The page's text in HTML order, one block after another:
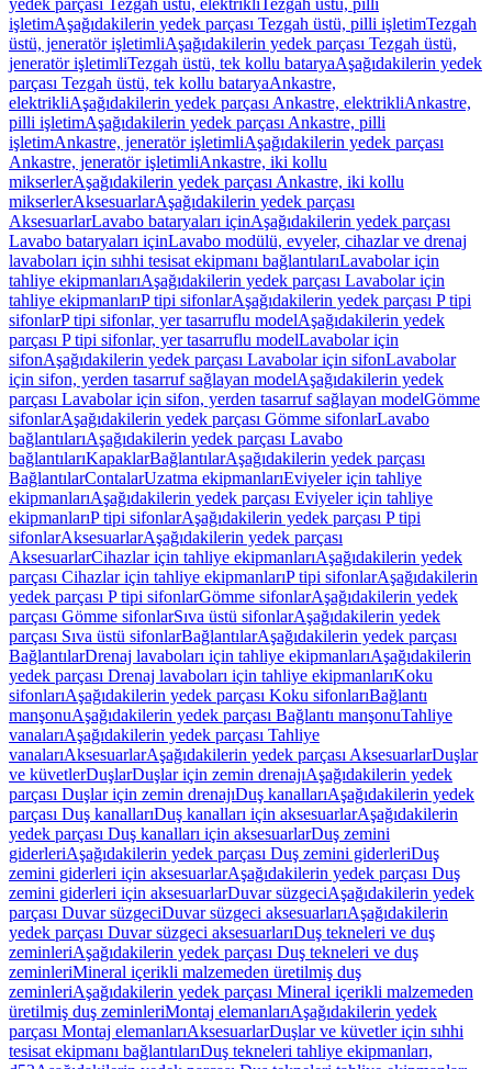
yedek parçası Tezgah üstü, elektrikli Tezgah üstü, pilli
işletimAşağıdakilerin yedek parçası Tezgah üstü, pilli işletimTezgah
üstü, jeneratör işletimliAşağıdakilerin yedek parçası Tezgah üstü,
jeneratör işletimliTezgah üstü, tek kollu bataryaAşağıdakilerin yedek
parçası Tezgah üstü, tek kollu bataryaAnkastre,
elektrikliAşağıdakilerin yedek parçası Ankastre, elektrikliAnkastre,
pilli işletimAşağıdakilerin yedek parçası Ankastre, pilli
işletimAnkastre, jeneratör işletimliAşağıdakilerin yedek parçası
Ankastre, jeneratör işletimliAnkastre, iki kollu
mikserlerAşağıdakilerin yedek parçası Ankastre, iki kollu
mikserlerAksesuarlarAşağıdakilerin yedek parçası
AksesuarlarLavabo bataryaları içinAşağıdakilerin yedek parçası
Lavabo bataryaları içinLavabo modülü, evyeler, cihazlar ve drenaj
lavaboları için sıhhi tesisat ekipmanı bağlantılarıLavabolar için
tahliye ekipmanlarıAşağıdakilerin yedek parçası Lavabolar için
tahliye ekipmanlarıP tipi sifonlarAşağıdakilerin yedek parçası P tipi
sifonlarP tipi sifonlar, yer tasarruflu modelAşağıdakilerin yedek
parçası P tipi sifonlar, yer tasarruflu modelLavabolar için
sifonAşağıdakilerin yedek parçası Lavabolar için sifonLavabolar
için sifon, yerden tasarruf sağlayan modelAşağıdakilerin yedek
parçası Lavabolar için sifon, yerden tasarruf sağlayan modelGömme
sifonlarAşağıdakilerin yedek parçası Gömme sifonlarLavabo
bağlantılarıAşağıdakilerin yedek parçası Lavabo
bağlantılarıKapaklarBağlantılarAşağıdakilerin yedek parçası
BağlantılarContalarUzatma ekipmanlarıEviyeler için tahliye
ekipmanlarıAşağıdakilerin yedek parçası Eviyeler için tahliye
ekipmanlarıP tipi sifonlarAşağıdakilerin yedek parçası P tipi
sifonlarAksesuarlarAşağıdakilerin yedek parçası
AksesuarlarCihazlar için tahliye ekipmanlarıAşağıdakilerin yedek
parçası Cihazlar için tahliye ekipmanlarıP tipi sifonlarAşağıdakilerin
yedek parçası P tipi sifonlarGömme sifonlarAşağıdakilerin yedek
parçası Gömme sifonlarSıva üstü sifonlarAşağıdakilerin yedek
parçası Sıva üstü sifonlarBağlantılarAşağıdakilerin yedek parçası
BağlantılarDrenaj lavaboları için tahliye ekipmanlarıAşağıdakilerin
yedek parçası Drenaj lavaboları için tahliye ekipmanlarıKoku
sifonlarıAşağıdakilerin yedek parçası Koku sifonlarıBağlantı
manşonuAşağıdakilerin yedek parçası Bağlantı manşonuTahliye
vanalarıAşağıdakilerin yedek parçası Tahliye
vanalarıAksesuarlarAşağıdakilerin yedek parçası AksesuarlarDuşlar
ve küvetlerDuşlarDuşlar için zemin drenajıAşağıdakilerin yedek
parçası Duşlar için zemin drenajıDuş kanallarıAşağıdakilerin yedek
parçası Duş kanallarıDuş kanalları için aksesuarlarAşağıdakilerin
yedek parçası Duş kanalları için aksesuarlarDuş zemini
giderleriAşağıdakilerin yedek parçası Duş zemini giderleriDuş
zemini giderleri için aksesuarlarAşağıdakilerin yedek parçası Duş
zemini giderleri için aksesuarlarDuvar süzgeciAşağıdakilerin yedek
parçası Duvar süzgeciDuvar süzgeci aksesuarlarıAşağıdakilerin
yedek parçası Duvar süzgeci aksesuarlarıDuş tekneleri ve duş
zeminleriAşağıdakilerin yedek parçası Duş tekneleri ve duş
zeminleriMineral içerikli malzemeden üretilmiş duş
zeminleriAşağıdakilerin yedek parçası Mineral içerikli malzemeden
üretilmiş duş zeminleriMontaj elemanlarıAşağıdakilerin yedek
parçası Montaj elemanlarıAksesuarlarDuşlar ve küvetler için sıhhi
tesisat ekipmanı bağlantılarıDuş tekneleri tahliye ekipmanları,